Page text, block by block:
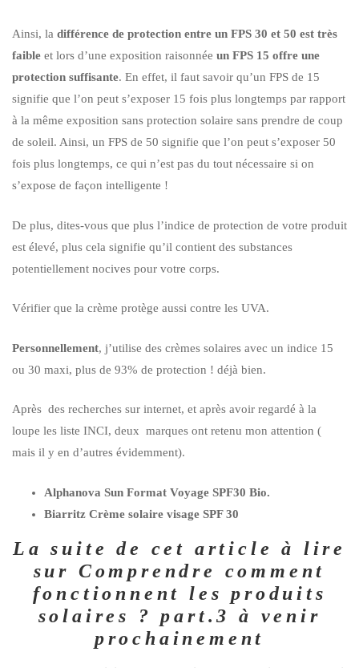
Ainsi, la différence de protection entre un FPS 30 et 50 est très
faible et lors d’une exposition raisonnée un FPS 15 offre une
protection suffisante. En effet, il faut savoir qu’un FPS de 15
signifie que l’on peut s’exposer 15 fois plus longtemps par rapport
à la même exposition sans protection solaire sans prendre de coup
de soleil. Ainsi, un FPS de 50 signifie que l’on peut s’exposer 50
fois plus longtemps, ce qui n’est pas du tout nécessaire si on
s’expose de façon intelligente !
De plus, dites-vous que plus l’indice de protection de votre produit
est élevé, plus cela signifie qu’il contient des substances
potentiellement nocives pour votre corps.
Vérifier que la crème protège aussi contre les UVA.
Personnellement, j’utilise des crèmes solaires avec un indice 15
ou 30 maxi, plus de 93% de protection ! déjà bien.
Après des recherches sur internet, et après avoir regardé à la
loupe les liste INCI, deux marques ont retenu mon attention (
mais il y en d’autres évidemment).
Alphanova Sun Format Voyage SPF30 Bio.
Biarritz Crème solaire visage SPF 30
La suite de cet article à lire
sur Comprendre comment
fonctionnent les produits
solaires ? part.3 à venir
prochainement